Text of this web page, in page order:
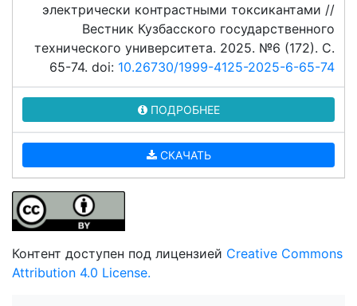
электрически контрастными токсикантами //
Вестник Кузбасского государственного
технического университета. 2025. №6 (172). C.
65-74. doi: 10.26730/1999-4125-2025-6-65-74
ПОДРОБНЕЕ
СКАЧАТЬ
Контент доступен под лицензией Creative Commons
Attribution 4.0 License.